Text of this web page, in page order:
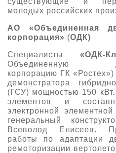
молодых российских
АО «Объединенная
корпорация» (ОДК)
Специалисты «ОДК-
Объединенную
корпорацию ГК
демонстратора
(ГСУ) мощностью 150 кВт.
элементов и
электронной
генеральный
Всеволод Елисеев.
работы по адаптации
ремоторизации